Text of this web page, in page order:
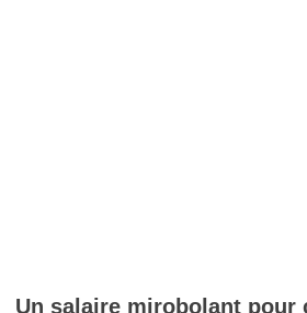
Un salaire mirobolant pour